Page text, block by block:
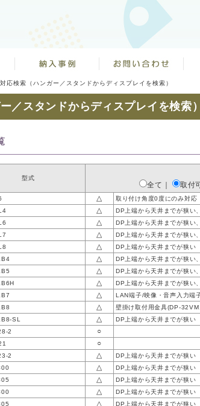
応検索（ハンガー／スタンドからディスプレイを検索）
／スタンドからディスプレイを検索）
型式
全て ｜ 取付
△
取り付け角度0度にのみ対応
△
DP上端から天井までが狭い
△
DP上端から天井までが狭い
△
DP上端から天井までが狭い
△
DP上端から天井までが狭い
△
DP上端から天井までが狭い
△
DP上端から天井までが狭い
△
DP上端から天井までが狭い
△
LAN端子/映像・音声入力
△
壁掛け取付用金具(DP-
SL △
DP上端から天井までが狭い
2 ○
○
2 △
DP上端から天井までが狭い
△
DP上端から天井までが狭い
△
DP上端から天井までが狭い
△
DP上端から天井までが狭い
△
DP上端から天井までが狭い